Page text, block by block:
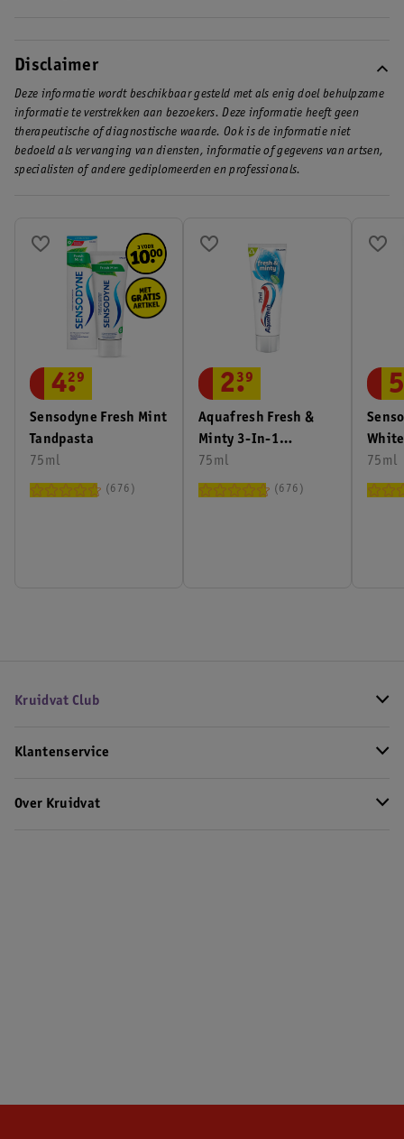
Disclaimer
Deze informatie wordt beschikbaar gesteld met als enig doel behulpzame
informatie te verstrekken aan bezoekers. Deze informatie heeft geen
therapeutische of diagnostische waarde. Ook is de informatie niet
bedoeld als vervanging van diensten, informatie of gegevens van artsen,
specialisten of andere gediplomeerden en professionals.
Sensodyne Fresh Mint
Tandpasta
75ml
4.
29
676
Aquafresh Fresh &
Minty 3-In-1
Tandpasta
75ml
2.
39
676
75ml
5
Kruidvat Club
Klantenservice
Over Kruidvat